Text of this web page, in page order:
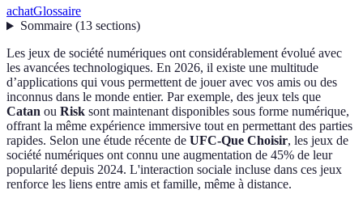
achatGlossaire
Sommaire(13 sections)
Les jeux de société numériques ont considérablement évolué avec
les avancées technologiques. En 2026, il existe une multitude
d’applications qui vous permettent de jouer avec vos amis ou des
inconnus dans le monde entier. Par exemple, des jeux tels que
Catan ou Risk sont maintenant disponibles sous forme numérique,
offrant la même expérience immersive tout en permettant des parties
rapides. Selon une étude récente de UFC-Que Choisir, les jeux de
société numériques ont connu une augmentation de 45% de leur
popularité depuis 2024. L'interaction sociale incluse dans ces jeux
renforce les liens entre amis et famille, même à distance.